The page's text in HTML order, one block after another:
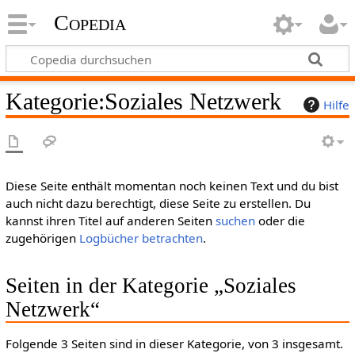
Copedia
Hilfe
Kategorie:Soziales Netzwerk
Diese Seite enthält momentan noch keinen Text und du bist
auch nicht dazu berechtigt, diese Seite zu erstellen. Du
kannst ihren Titel auf anderen Seiten suchenoder die
zugehörigen Logbücher betrachten.
Seiten in der Kategorie „Soziales
Netzwerk“
Folgende 3 Seiten sind in dieser Kategorie, von 3 insgesamt.